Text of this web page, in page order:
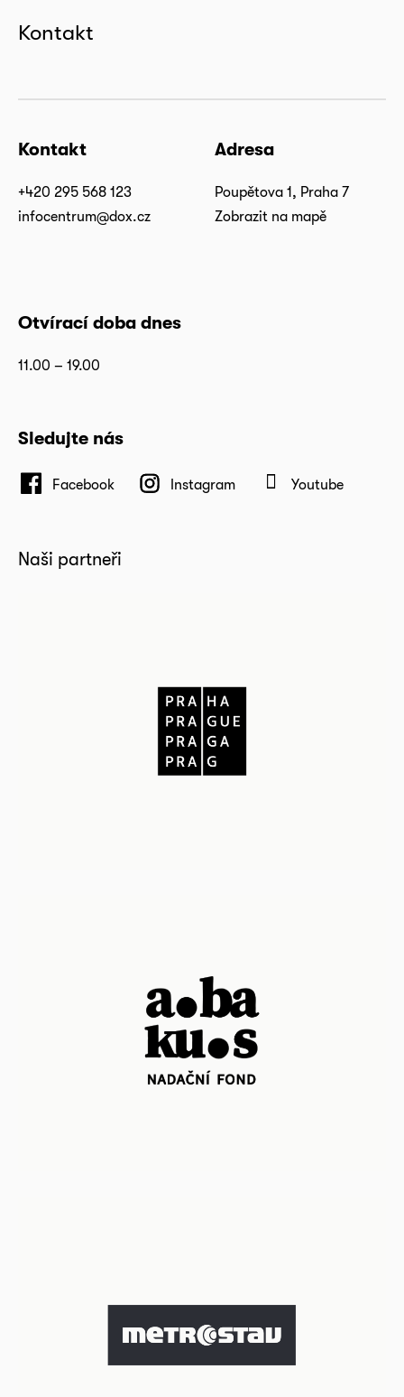
Kontakt
Kontakt
+420 295 568 123
infocentrum@dox.cz
Adresa
Poupětova 1, Praha 7
Zobrazit na mapě
Otvírací doba dnes
11.00 – 19.00
Sledujte nás
Facebook Instagram Youtube
Naši partneři